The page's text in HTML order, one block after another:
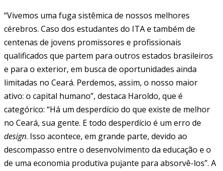
“Vivemos uma fuga sistêmica de nossos melhores
cérebros. Caso dos estudantes do ITA e também de
centenas de jovens promissores e profissionais
qualificados que partem para outros estados brasileiros
e para o exterior, em busca de oportunidades ainda
limitadas no Ceará. Perdemos, assim, o nosso maior
ativo: o capital humano”, destaca Haroldo, que é
categórico: “Há um desperdício do que existe de melhor
no Ceará, sua gente. E todo desperdício é um erro de
design. Isso acontece, em grande parte, devido ao
descompasso entre o desenvolvimento da educação e o
de uma economia produtiva pujante para absorvê-los”. A